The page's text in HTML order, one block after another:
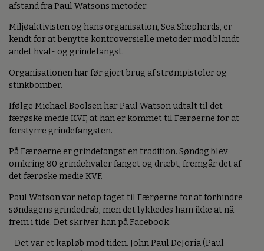
afstand fra Paul Watsons metoder.
Miljøaktivisten og hans organisation, Sea Shepherds, er
kendt for at benytte kontroversielle metoder mod blandt
andet hval- og grindefangst.
Organisationen har før gjort brug af strømpistoler og
stinkbomber.
Ifølge Michael Boolsen har Paul Watson udtalt til det
færøske medie KVF, at han er kommet til Færøerne for at
forstyrre grindefangsten.
På Færøerne er grindefangst en tradition. Søndag blev
omkring 80 grindehvaler fanget og dræbt, fremgår det af
det færøske medie KVF.
Paul Watson var netop taget til Færøerne for at forhindre
søndagens grindedrab, men det lykkedes ham ikke at nå
frem i tide. Det skriver han på Facebook.
- Det var et kapløb mod tiden. John Paul DeJoria (Paul